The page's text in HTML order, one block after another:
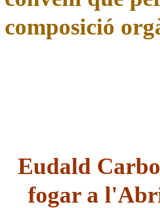
composició
Eudald
fogar a